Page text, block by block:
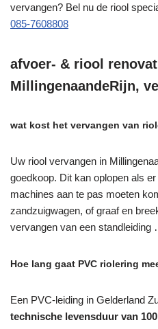
vervangen? Bel nu de riool
085-7608808
afvoer- & riool
MillingenaandeRijn,
wat kost het vervangen van
Uw riool vervangen in
goedkoop. Dit kan oplopen als
machines aan te pas moeten
zandzuigwagen, of graaf en
vervangen van een standleiding
Hoe lang gaat PVC riolering
Een PVC-leiding in Gelderland
technische levensduur van